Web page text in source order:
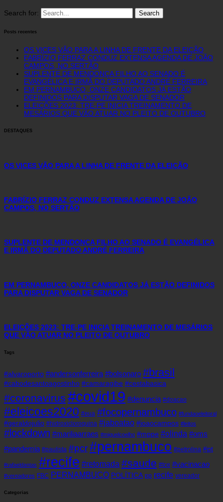
Search for:
Posts recentes
OS VICES VÃO PARA A LINHA DE FRENTE DA ELEIÇÃO
FABRÍZIO FERRAZ CONDUZ EXTENSA AGENDA DE JOÃO
CAMPOS, NO SERTÃO
SUPLENTE DE MENDONÇA FILHO AO SENADO É
EVANGÉLICA E IRMÃ DO DEPUTADO ANDRÉ FERREIRA
EM PERNAMBUCO, ONZE CANDIDATOS JÁ ESTÃO
DEFINIDOS PARA DISPUTAR VAGA DE SENADOR
ELEIÇÕES 2023: TRE-PE INICIA TREINAMENTO DE
MESÁRIOS QUE VÃO ATUAR NO PLEITO DE OUTUBRO
DESTAQUES
OS VICES VÃO PARA A LINHA DE FRENTE DA ELEIÇÃO
FABRÍZIO FERRAZ CONDUZ EXTENSA AGENDA DE JOÃO
CAMPOS, NO SERTÃO
SUPLENTE DE MENDONÇA FILHO AO SENADO É EVANGÉLICA
E IRMÃ DO DEPUTADO ANDRÉ FERREIRA
EM PERNAMBUCO, ONZE CANDIDATOS JÁ ESTÃO DEFINIDOS
PARA DISPUTAR VAGA DE SENADOR
ELEIÇÕES 2023: TRE-PE INICIA TREINAMENTO DE MESÁRIOS
QUE VÃO ATUAR NO PLEITO DE OUTUBRO
Tags
#alvaroporto #andersonferreira #bolsonaro #brasil
#cabodesantoagostinho #camaragibe #cestabasica
#coronavirus #covid19 #denuncia #doacao
#eleicoes2020 #eua #focopernambuco #fundaoeleitoral
#geraldojulio #hidroxicloroquina #jaboatao #joaocampos #leitos
#lockdown #mariliaarraes #miguelcoelho #mppe #olinda #oms
#pandemia #paulista #pcr#pernambuco #petrolina #pt
#rafaeldantas #recife #retomada #saude #tce #vacinacao
#vereadores FBC PERNAMBUCO POLÍTICA pp recife vereador
Categorias